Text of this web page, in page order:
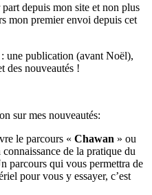
depuis mon site et non plus
mon premier envoi depuis cet
: une publication (avant Noël),
des nouveautés !
sur mes nouveautés:
le parcours « Chawan » ou
de la pratique du
parcours qui vous permettra de
pour vous y essayer, c’est